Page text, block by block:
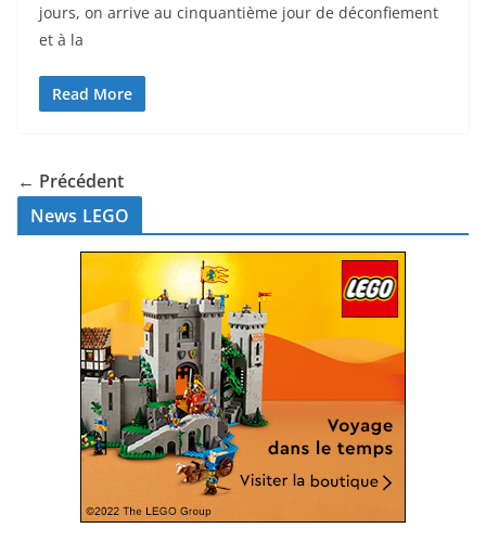
jours, on arrive au cinquantième jour de déconfiement
et à la
Read More
← Précédent
News LEGO